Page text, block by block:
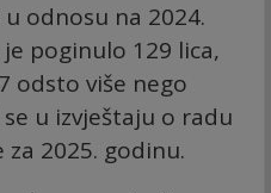
odnosu na 2024.
poginulo 129 lica,
odsto više nego
u izvještaju o radu
za 2025. godinu.